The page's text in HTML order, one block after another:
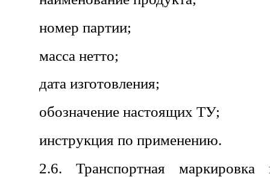
номер партии;
масса нетто;
дата изготовления;
обозначение настоящих ТУ;
инструкция по применению.
2.6. Транспортная
маркировка